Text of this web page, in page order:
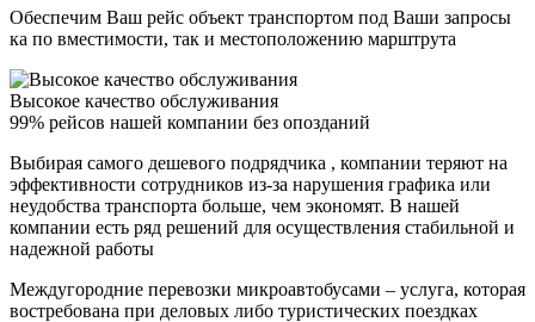
Обеспечим Ваш рейс объект транспортом под Ваши запросы
ка по вместимости, так и местоположению марштрута
Высокое качество обслуживания
99% рейсов нашей компании без опозданий
Выбирая самого дешевого подрядчика , компании теряют на
эффективности сотрудников из-за нарушения графика или
неудобства транспорта больше, чем экономят. В нашей
компании есть ряд решений для осуществления стабильной и
надежной работы
Междугородние перевозки микроавтобусами – услуга, которая
востребована при деловых либо туристических поездках